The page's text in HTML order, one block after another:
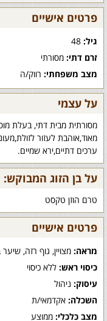
פרטים אישיים
גיל:
זרם דתי: מסורתי
מצב משפחתי: רווק/ה
על עצמי
מסורתית מבית דתי, בעלת
מאוד,אוהבת לעזור
ערכים דתיים,ירא שמיים.
על בן הזוג המבוקש:
טרם הוזן טקסט
פרטים אישיים
מראה: מצויין, גוף רזה,
כיסוי ראש: ללא כיסוי
עיסוק: ניהול
השכלה: אקדמאי/ת
מצב כלכלי: ממוצע